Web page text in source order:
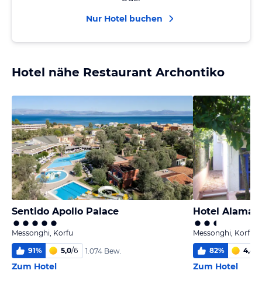
Nur Hotel buchen
Hotel nähe Restaurant Archontiko
Sentido Apollo Palace
Messonghi, Korfu
91% 5,0/6 1.074 Bew.
Zum Hotel
Hotel
Messonghi, Korfu
82% 4,4
Zum Hotel